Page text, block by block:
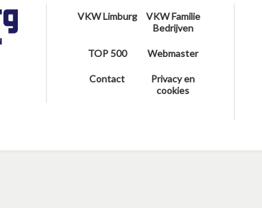
VKW Limburg
VKW Familie
Bedrijven
TOP 500 Webmaster
Contact
Privacy en
cookies